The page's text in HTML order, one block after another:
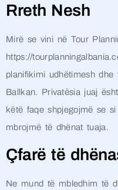
Rreth Nesh
Mirë se vini në Tour
https://
planifikimi udhëtimesh
Ballkan. Privatësia juaj
këtë faqe shpjegojmë se
mbrojmë të dhënat tuaja.
Çfarë të
Ne mund të mbledhim të